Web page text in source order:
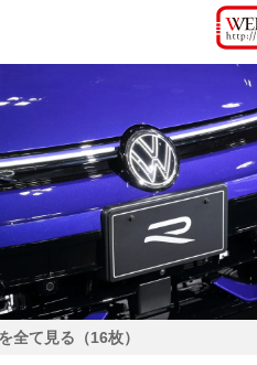
全て見る（16枚）